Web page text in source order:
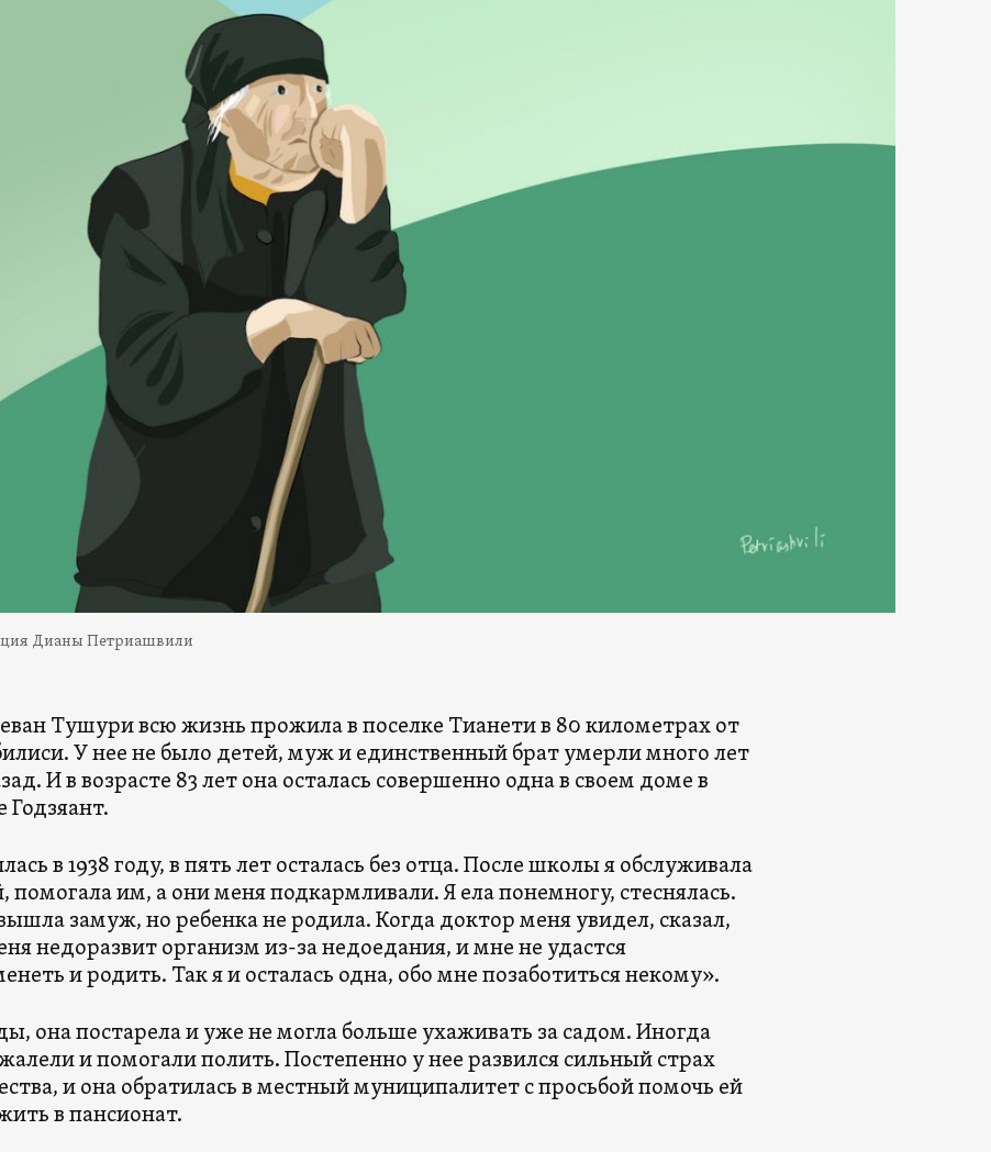
Дианы Петриашвили
Тушури всю жизнь прожила в поселке Тианети в 80 километрах от
У нее не было детей, муж и единственный брат умерли много лет
И в возрасте 83 лет она осталась совершенно одна в своем доме в
Годзяант.
в 1938 году, в пять лет осталась без отца. После школы я обслуживала
помогала им, а они меня подкармливали. Я ела понемногу, стеснялась.
замуж, но ребенка не родила. Когда доктор меня увидел, сказал,
недоразвит организм из-за недоедания, и мне не удастся
и родить. Так я и осталась одна, обо мне позаботиться некому».
она постарела и уже не могла больше ухаживать за садом. Иногда
и помогали полить. Постепенно у нее развился сильный страх
и она обратилась в местный муниципалитет с просьбой помочь ей
в пансионат.